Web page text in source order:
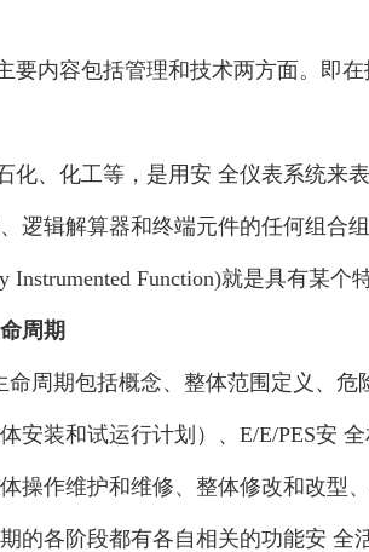
要内容包括管理和技术两方面。即
化、化工等，是用安 全仪表系统来
逻辑解算器和终端元件的任何组合
Instrumented Function)就是具有某
周期
命周期包括概念、整体范围定义、
安装和试运行计划）、E/E/PES安
操作维护和维修、整体修改和改型、
的各阶段都有各自相关的功能安 全